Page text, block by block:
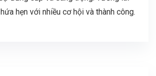
hẹn với nhiều cơ hội và thành công.